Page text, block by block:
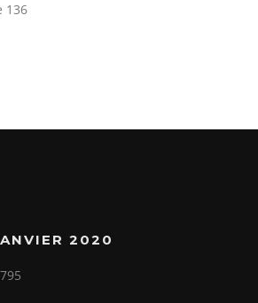
136
2020